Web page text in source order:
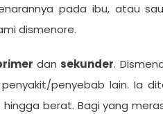
pada ibu, atau
dismenore.
dan sekunder.
penyebab lain. Ia
berat. Bagi yang